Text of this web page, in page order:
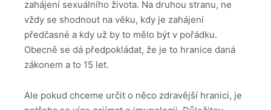
zahájení sexuálního života. Na druhou stranu, ne
vždy se shodnout na věku, kdy je zahájení
předčasné a kdy už by to mělo být v pořádku.
Obecně se dá předpokládat, že je to hranice daná
zákonem a to 15 let.
Ale pokud chceme určit o něco zdravější hranici, je